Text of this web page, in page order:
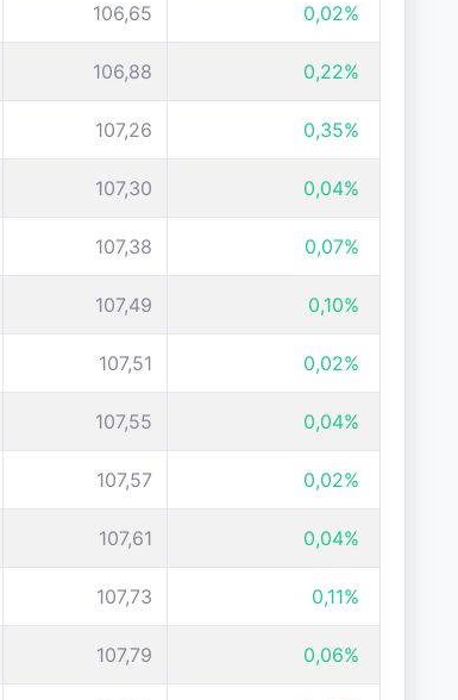
106,65 0,02%
106,88 0,22%
107,26 0,35%
107,30 0,04%
107,38 0,07%
107,49 0,10%
107,51 0,02%
107,55 0,04%
107,57 0,02%
107,61 0,04%
107,73 0,11%
107,79 0,06%